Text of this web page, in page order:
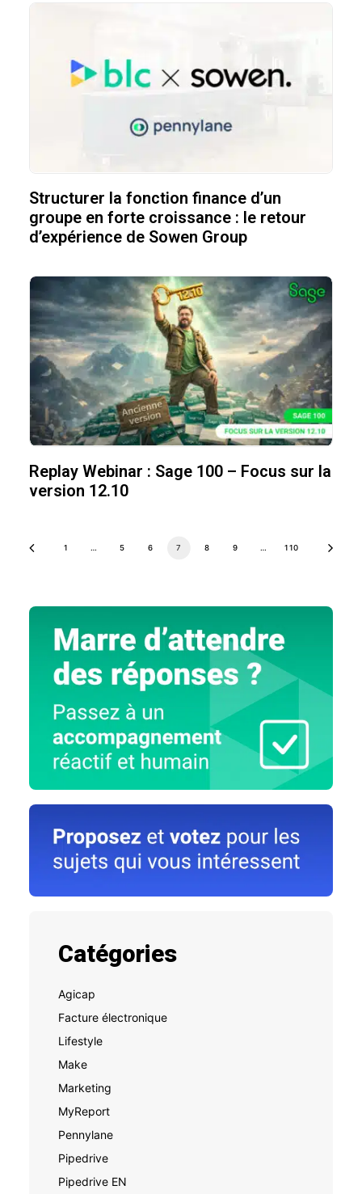
Structurer la fonction finance d’un
groupe en forte croissance : le retour
d’expérience de Sowen Group
Replay Webinar : Sage 100 – Focus sur la
version 12.10
1 … 5 6 7 8 9 … 110
Catégories
Agicap
Facture électronique
Lifestyle
Make
Marketing
MyReport
Pennylane
Pipedrive
Pipedrive EN